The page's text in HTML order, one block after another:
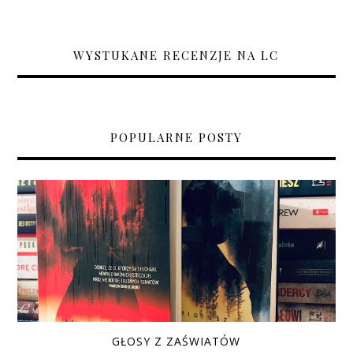
WYSTUKANE RECENZJE NA LC
POPULARNE POSTY
GŁOSY Z ZAŚWIATÓW